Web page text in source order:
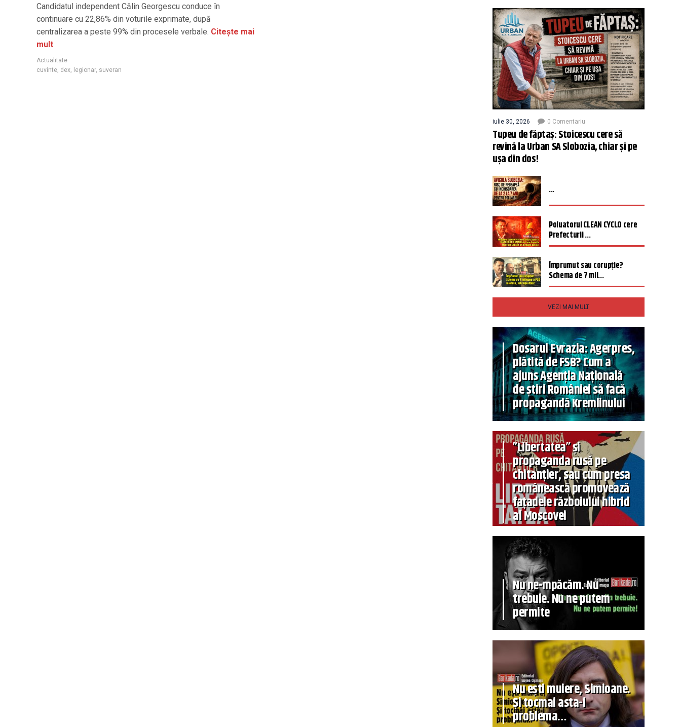
Candidatul independent Călin Georgescu conduce în
continuare cu 22,86% din voturile exprimate, după
centralizarea a peste 99% din procesele verbale. Citește mai
mult
Actualitate
cuvinte dex legionar, suveran
iulie 30, 2026 0 Comentariu
Tupeu de făptaș: Stoicescu cere să
revină la Urban SA Slobozia, chiar și pe
ușa din dos!
...
Poluatorul CLEAN CYCLO cere
Prefecturii ...
Împrumut sau corupție?
Schema de 7 mil...
VEZI MAI MULT
Dosarul Evrazia: Agerpres,
plătită de FSB? Cum a
ajuns Agenția Națională
de știri României să facă
propagandă Kremlinului
”Libertatea” și
propaganda rusă pe
chitanțier, sau cum presa
românească promovează
fațadele războiului hibrid
al Moscovei
Nu ne-mpăcăm. Nu
trebuie. Nu ne putem
permite
Nu ești muiere, Simioane.
Și tocmai asta-i
problema…